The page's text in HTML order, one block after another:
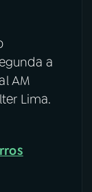
a
AM
Lima.